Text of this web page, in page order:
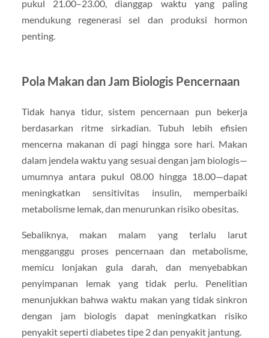
pukul 21.00–23.00, dianggap waktu yang paling
mendukung regenerasi sel dan produksi hormon
penting.
Pola Makan dan Jam Biologis Pencernaan
Tidak hanya tidur, sistem pencernaan pun bekerja
berdasarkan ritme sirkadian. Tubuh lebih efisien
mencerna makanan di pagi hingga sore hari. Makan
dalam jendela waktu yang sesuai dengan jam biologis—
umumnya antara pukul 08.00 hingga 18.00—dapat
meningkatkan sensitivitas insulin, memperbaiki
metabolisme lemak, dan menurunkan risiko obesitas.
Sebaliknya, makan malam yang terlalu larut
mengganggu proses pencernaan dan metabolisme,
memicu lonjakan gula darah, dan menyebabkan
penyimpanan lemak yang tidak perlu. Penelitian
menunjukkan bahwa waktu makan yang tidak sinkron
dengan jam biologis dapat meningkatkan risiko
penyakit seperti diabetes tipe 2 dan penyakit jantung.